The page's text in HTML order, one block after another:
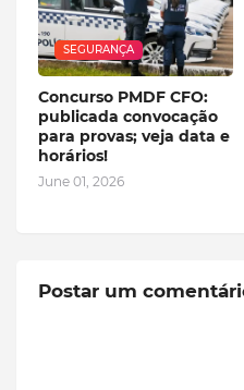
SEGURANÇA
Concurso PMDF CFO:
publicada convocação
para provas; veja data e
horários!
June 01, 2026
Postar um